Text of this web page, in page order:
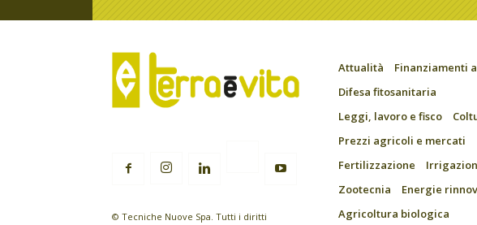
© Tecniche Nuove Spa. Tutti i diritti
Attualità
Finanziamenti
Difesa fitosanitaria
Leggi, lavoro e fisco
Prezzi agricoli e mercati
Fertilizzazione
Zootecnia
Energie
Agricoltura biologica